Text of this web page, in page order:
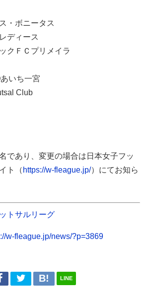
・ボニータス
ディース
クＦＣプリメイラ
いち一宮
Club
であり、変更の場合は日本女子フッ
ト（ https://w-fleague.jp/）にてお知ら
トサルリーグ
w-fleague.jp/news/?p=3869
LINE